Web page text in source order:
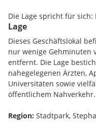
Die Lage spricht für
kulturelle Zentrum der
Frequenz und
500 m, U1), die
sowie der nahegelegene
unmittelbarer
außergewöhnliche
Mezzanin: ca. 89,47 m²
Lage
Dieses Geschäftslokal
nur wenige Gehminuten
entfernt. Die Lage
nahegelegenen Ärzten,
Universitäten sowie
öffentlichem
Region: Stadtpark,